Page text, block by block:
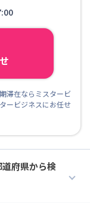
滞在ならミスタービ
ービジネスにお任せ
府県から検